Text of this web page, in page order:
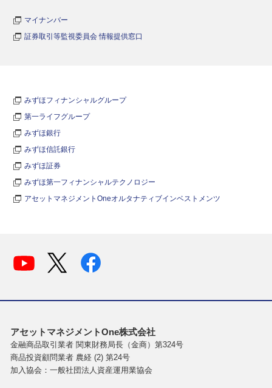
マイナンバー
証券取引等監視委員会 情報提供窓口
みずほフィナンシャルグループ
第一ライフグループ
みずほ銀行
みずほ信託銀行
みずほ証券
みずほ第一フィナンシャルテクノロジー
アセットマネジメントOneオルタナティブインベストメンツ
アセットマネジメントOne株式会社
金融商品取引業者 関東財務局長（金商）第324号
商品投資顧問業者 農経 (2) 第24号
加入協会：一般社団法人資産運用業協会